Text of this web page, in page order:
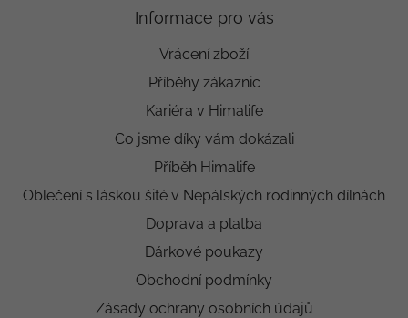
Informace pro vás
Vrácení zboží
Příběhy zákaznic
Kariéra v Himalife
Co jsme díky vám dokázali
Příběh Himalife
Oblečení s láskou šité v Nepálských rodinných dílnách
Doprava a platba
Dárkové poukazy
Obchodní podmínky
Zásady ochrany osobních údajů